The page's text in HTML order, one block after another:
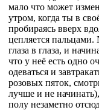
мало что может
утром, когда ты в
пробираясь вверх
цепляется пальцами.
глаза в глаза, и
что у неё есть одно
одеваться и
розовых пяток,
лучше и не
полу незаметно